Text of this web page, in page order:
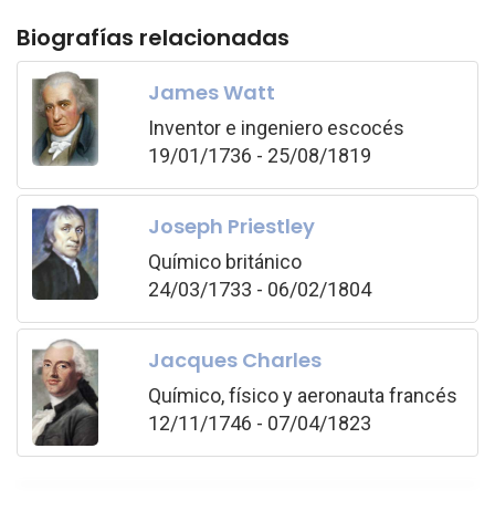
Biografías relacionadas
James Watt
Inventor e ingeniero escocés
19/01/1736 - 25/08/1819
Joseph Priestley
Químico británico
24/03/1733 - 06/02/1804
Jacques Charles
Químico, físico y aeronauta francés
12/11/1746 - 07/04/1823